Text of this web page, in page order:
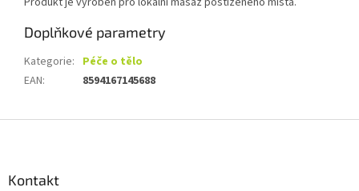
Doplňkové parametry
Kategorie: Péče o tělo
EAN: 8594167145688
Kontakt